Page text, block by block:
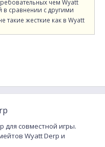
чем Wyatt
в сравнении с другими
такие жесткие как в Wyatt
для совместной игры.
Wyatt Derp и